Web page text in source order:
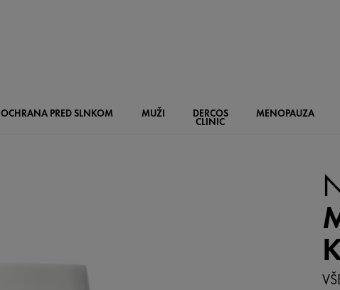
OCHRANA PRED SLNKOM MUŽI DERCOS
CLINIC
MENOPAUZA